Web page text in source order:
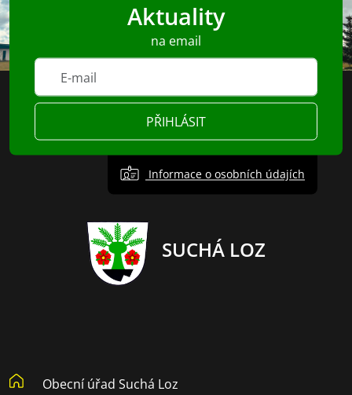
Aktuality
na email
PŘIHLÁSIT
Informace o osobních údajích
SUCHÁ LOZ
Obecní úřad Suchá Loz